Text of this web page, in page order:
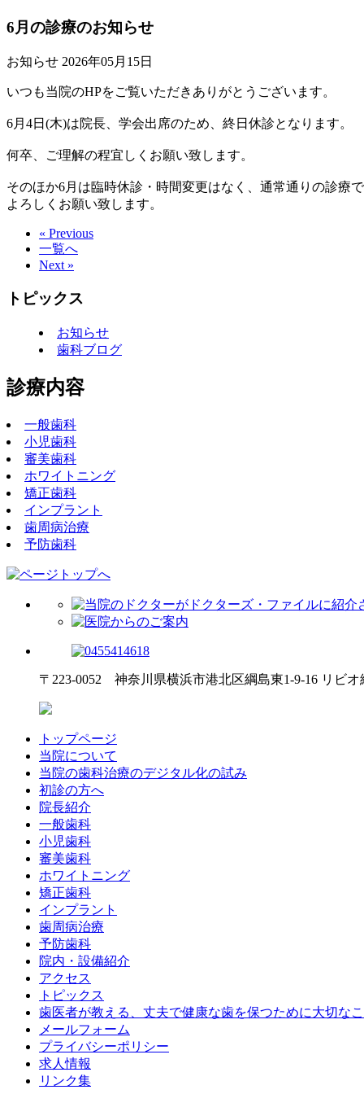
6月の診療のお知らせ
お知らせ 2026年05月15日
いつも当院のHPをご覧いただきありがとうございます。
6月4日(木)は院長、学会出席のため、終日休診となります。
何卒、ご理解の程宜しくお願い致します。
そのほか6月は臨時休診・時間変更はなく、通常通りの診療
よろしくお願い致します。
« Previous
一覧へ
Next »
トピックス
お知らせ
歯科ブログ
診療内容
一般歯科
小児歯科
審美歯科
ホワイトニング
矯正歯科
インプラント
歯周病治療
予防歯科
〒223-0052 神奈川県横浜市港北区綱島東1-9-16 リビオ
トップページ
当院について
当院の歯科治療のデジタル化の試み
初診の方へ
院長紹介
一般歯科
小児歯科
審美歯科
ホワイトニング
矯正歯科
インプラント
歯周病治療
予防歯科
院内・設備紹介
アクセス
トピックス
歯医者が教える、丈夫で健康な歯を保つために大切な
メールフォーム
プライバシーポリシー
求人情報
リンク集